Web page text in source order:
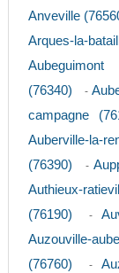
Anveville
Arques-la-
Aubeguimont
(76340)
-
campagne
Auberville-la-
(76390)
-
Authieux-
(76190)
-
Auzouville-
(76760)
-